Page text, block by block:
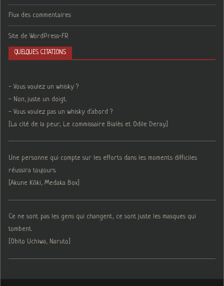
Flux des commentaires
Site de WordPress-FR
QUELQUES CITATIONS
- Vous voulez un whisky ?
- Non, juste un doigt.
- Vous voulez pas un whisky d'abord ?
[La cité de la peur, Le commissaire Bialès et Odile Deray.]
Une personne qui compte sur les efforts dans les moments difficiles
réussira toujours.
[Akune Kōki, Medaka Box]
Ce ne sont pas les gens qui changent, ce sont juste les masques qui
tombent.
[Obito Uchiwa, Naruto]